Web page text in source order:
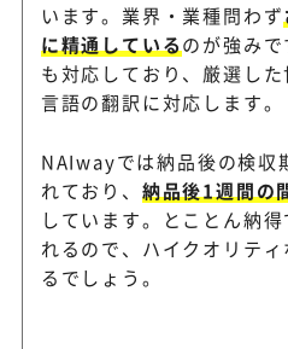
います。業界・業種問わず
に精通しているのが強み
も対応しており、厳選し
言語の翻訳に対応します。
NAIwayでは納品後の検収
れており、 納品後1週間の
しています。とことん納
れるので、ハイクオリテ
るでしょう。